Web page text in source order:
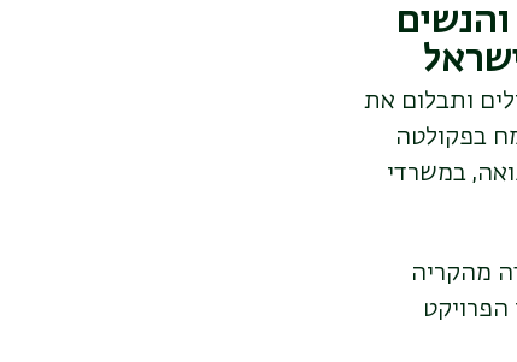
ותבלום את
בפקולטה
במשרדי
מהקריה
הפרויקט